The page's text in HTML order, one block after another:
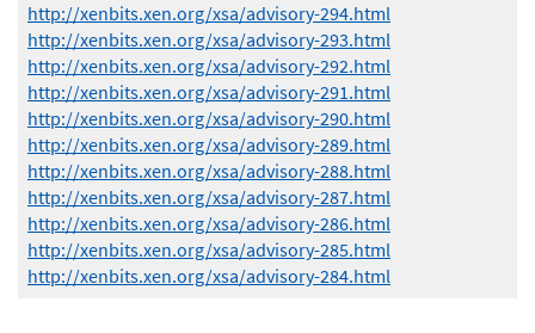
http://xenbits.xen.org/xsa/advisory-294.html
http://xenbits.xen.org/xsa/advisory-293.html
http://xenbits.xen.org/xsa/advisory-292.html
http://xenbits.xen.org/xsa/advisory-291.html
http://xenbits.xen.org/xsa/advisory-290.html
http://xenbits.xen.org/xsa/advisory-289.html
http://xenbits.xen.org/xsa/advisory-288.html
http://xenbits.xen.org/xsa/advisory-287.html
http://xenbits.xen.org/xsa/advisory-286.html
http://xenbits.xen.org/xsa/advisory-285.html
http://xenbits.xen.org/xsa/advisory-284.html